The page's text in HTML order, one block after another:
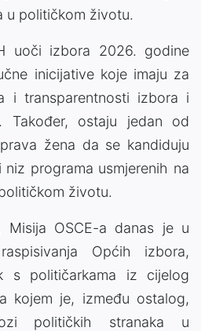
u političkom životu.
uoči izbora 2026. godine
inicijative koje imaju za
i transparentnosti izbora i
Također, ostaju jedan od
žena da se kandiduju
programa usmjerenih na
životu.
OSCE-a danas je u
Općih izbora,
s političarkama iz cijelog
kojem je, između ostalog,
političkih stranaka u